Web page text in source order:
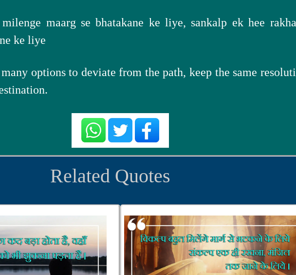
maarg se bhatakane ke liye, sankalp ek hee
ke liye
options to deviate from the path, keep the same
Related Quotes